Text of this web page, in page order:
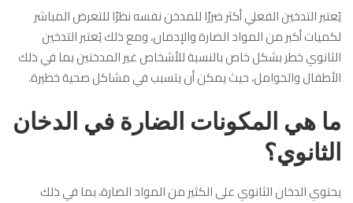
يُعتبر التدخين الفعلي أكثر ضررًا للمدخن نفسه نظرًا للتعرض المباشر
لكميات أكبر من المواد الضارة والإدمان، ومع ذلك يُعتبر التدخين
الثانوي خطر بشكل خاص بالنسبة للأشخاص غير المدخنين بما في ذلك
الأطفال والحوامل، حيث يمكن أن يتسبب في مشاكل صحية خطيرة.
ما هي المكونات الضارة في الدخان
الثانوي؟
يحتوي الدخان الثانوي على الكثير من المواد الضارة، بما في ذلك